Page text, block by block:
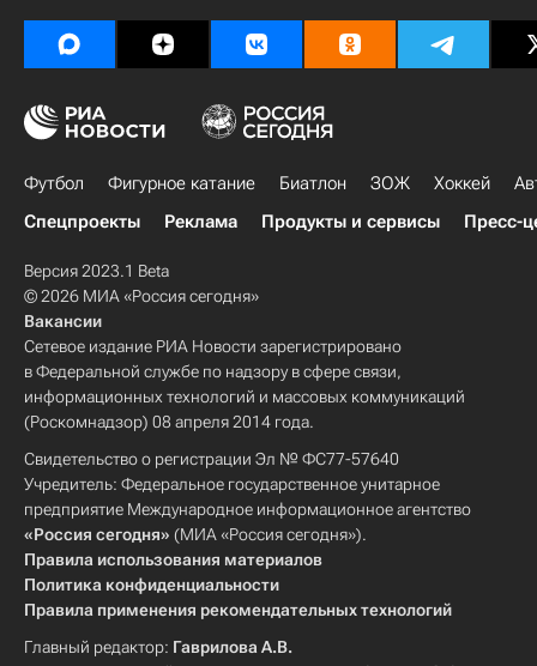
Футбол Фигурное катание Биатлон ЗОЖ Хоккей
Спецпроекты
Реклама Продукты и сервисы Пресс-
Версия 2023.1 Beta
© 2026 МИА «Россия сегодня»
Вакансии
Сетевое издание РИА Новости зарегистрировано
в Федеральной службе по надзору в сфере связи,
информационных технологий и массовых коммуникаций
(Роскомнадзор) 08 апреля 2014 года.
Свидетельство о регистрации Эл № ФС77-57640
Учредитель: Федеральное государственное унитарное
предприятие Международное информационное агентство
«Россия сегодня» (МИА «Россия сегодня»).
Правила использования материалов
Политика конфиденциальности
Правила применения рекомендательных технологий
Главный редактор: Гаврилова А.В.